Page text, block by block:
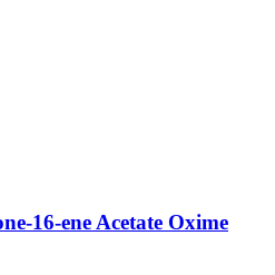
16-ene Acetate Oxime